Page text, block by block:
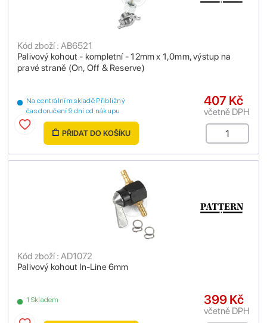
Palivový kohout - kompletní - 12mm x 1,0mm, výstup na
pravé straně (On, Off & Reserve)
Kód zboží : AB6521
Na centrálním skladě Přibližný
čas doručení 9 dní od nákupu
407 Kč
včetně DPH
PŘIDAT DO KOŠÍKU
Palivový kohout In-Line 6mm
Kód zboží : AD1072
1 Skladem 399 Kč
včetně DPH